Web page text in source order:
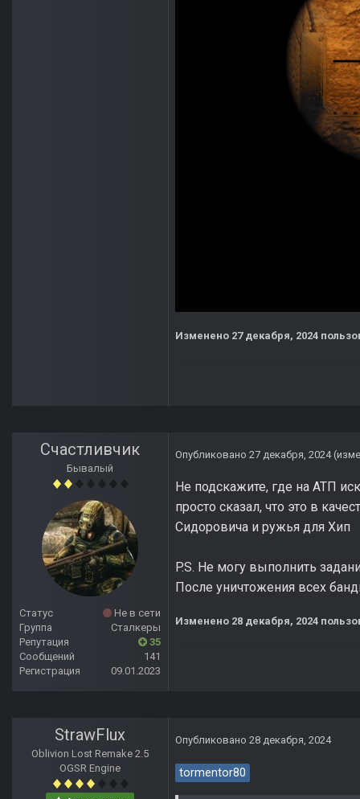
Изменено 27 декабря, 2024
Счастливчик
Бывалый
Статус
Не в сети
Группа
Сталкеры
Репутация
35
Сообщений
141
Регистрация
09.01.2023
Опубликовано 27 декабря, 2024
Не подскажите, где на АТП
просто сказал, что это в
Сидоровича и ружья для Хип
P.S. Не могу выполнить
После уничтожения всех
Изменено 28 декабря, 2024
StrawFlux
Oblivion Lost Remake 2.5
OGSR Engine
Опубликовано 28 декабря, 2024
tormentor80